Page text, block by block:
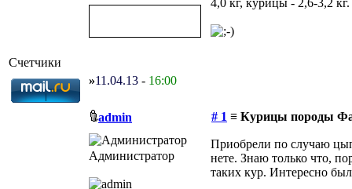
Счетчики
4,0 кг, курицы - 2,6-3,2 кг.
»11.04.13 - 16:00
admin # 1 ≡ Курицы породы
Администратор
Приобрели по случаю
нете. Знаю только что,
таких кур. Интересно